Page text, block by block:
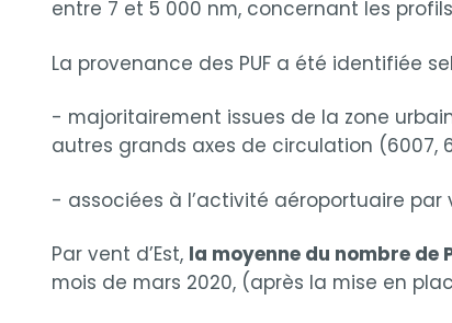
entre 7 et 5 000 nm, concernant les
La provenance des PUF a été identifiée
- majoritairement issues de la zone
autres grands axes de circulation (6007,
- associées à l’activité aéroportuaire par
Par vent d’Est, la moyenne du nombre de
mois de mars 2020, (après la mise en